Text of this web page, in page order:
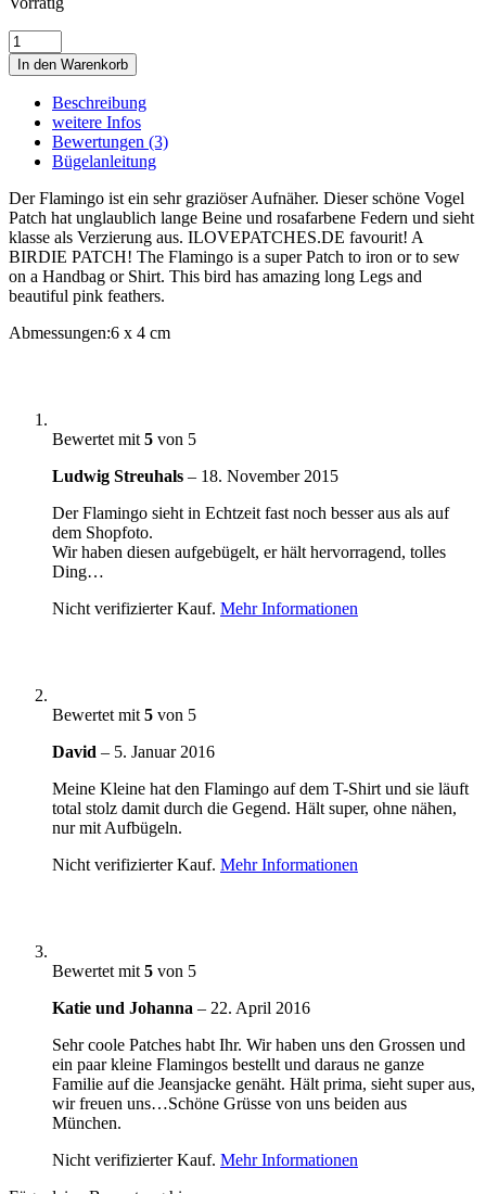
FLAMINGO
•
SMALL
BIRD
VOGEL
Menge
In den Warenkorb
Beschreibung
weitere Infos
Bewertungen (3)
Bügelanleitung
Der Flamingo ist ein sehr graziöser Aufnäher. Dieser schöne Vogel
Patch hat unglaublich lange Beine und rosafarbene Federn und sieht
klasse als Verzierung aus. ILOVEPATCHES.DE favourit! A
BIRDIE PATCH! The Flamingo is a super Patch to iron or to sew
on a Handbag or Shirt. This bird has amazing long Legs and
beautiful pink feathers.
Abmessungen:6 x 4 cm
Bewertet mit 5 von 5
Ludwig Streuhals – 18. November 2015
Der Flamingo sieht in Echtzeit fast noch besser aus als auf
dem Shopfoto.
Wir haben diesen aufgebügelt, er hält hervorragend, tolles
Ding…
Nicht verifizierter Kauf. Mehr Informationen
Bewertet mit 5 von 5
David – 5. Januar 2016
Meine Kleine hat den Flamingo auf dem T-Shirt und sie läuft
total stolz damit durch die Gegend. Hält super, ohne nähen,
nur mit Aufbügeln.
Nicht verifizierter Kauf. Mehr Informationen
Bewertet mit 5 von 5
Katie und Johanna – 22. April 2016
Sehr coole Patches habt Ihr. Wir haben uns den Grossen und
ein paar kleine Flamingos bestellt und daraus ne ganze
Familie auf die Jeansjacke genäht. Hält prima, sieht super aus,
wir freuen uns…Schöne Grüsse von uns beiden aus
München.
Nicht verifizierter Kauf. Mehr Informationen